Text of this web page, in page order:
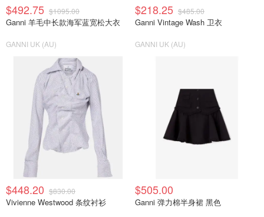
$492.75 $1095.00
Ganni 羊毛中长款海军蓝宽松大衣
GANNI UK (AU)
$218.25 $485.00
Ganni Vintage Wash 卫衣
GANNI UK (AU)
$448.20 $830.00
Vivienne Westwood 条纹衬衫
$505.00
Ganni 弹力棉半身裙 黑色